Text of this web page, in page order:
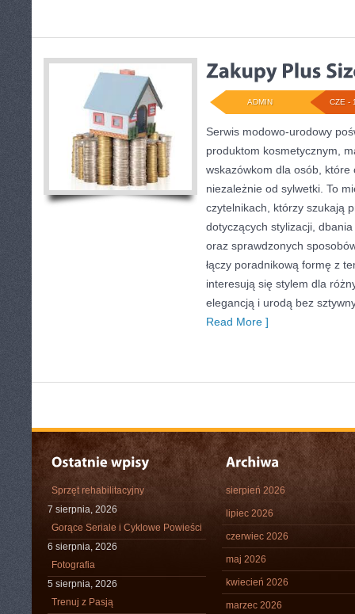
CZE -
ADMIN
Serwis modowo-urodowy
produktom kosmetycznym,
wskazówkom dla osób, które
niezależnie od sylwetki. To
czytelnikach, którzy szukają
dotyczących stylizacji,
oraz sprawdzonych
łączy poradnikową formę z
interesują się stylem dla
elegancją i urodą bez
Read More ]
Sprzęt rehabilitacyjny
7 sierpnia, 2026
Gorące Seriale i Cyklowe Powieści
6 sierpnia, 2026
Fotografia
5 sierpnia, 2026
Trenuj z Pasją
sierpień 2026
lipiec 2026
czerwiec 2026
maj 2026
kwiecień 2026
marzec 2026